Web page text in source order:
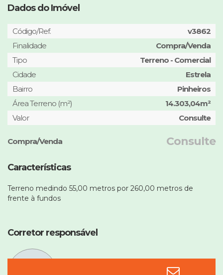
Dados do Imóvel
Código/Ref.
v3862
Finalidade
Compra/Venda
Tipo
Terreno - Comercial
Cidade
Estrela
Bairro
Pinheiros
Área Terreno (m²)
14.303,04m²
Valor
Consulte
Compra/Venda Consulte
Características
Terreno medindo 55,00 metros por 260,00 metros de
frente à fundos
Corretor responsável